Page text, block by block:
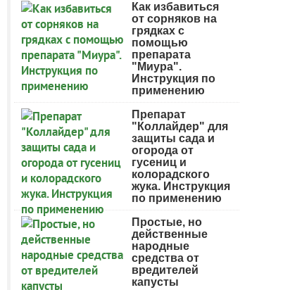
Как избавиться
от сорняков на
грядках с
помощью
препарата
"Миура".
Инструкция по
применению
Препарат
"Коллайдер" для
защиты сада и
огорода от
гусениц и
колорадского
жука. Инструкция
по применению
Простые, но
действенные
народные
средства от
вредителей
капусты